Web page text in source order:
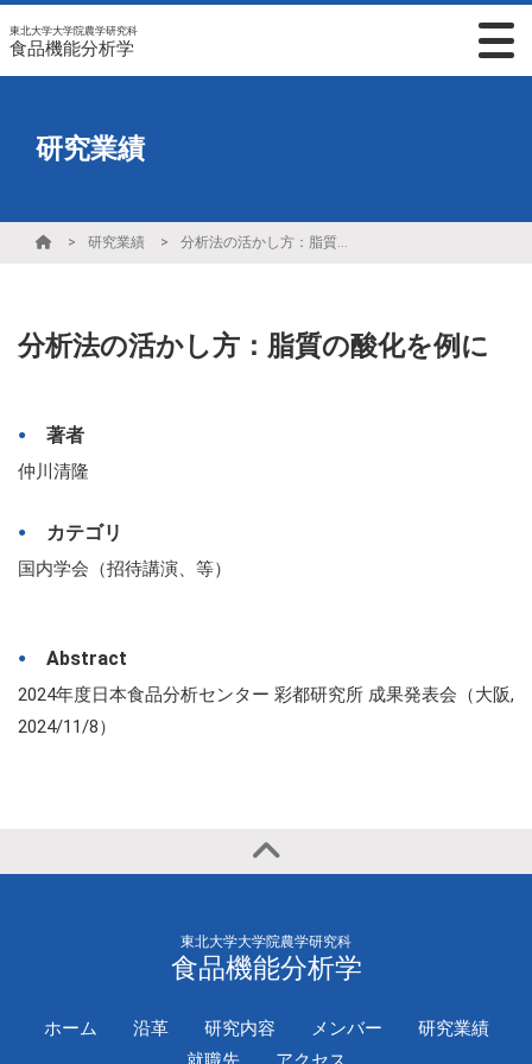
東北大学大学院農学研究科
食品機能分析学
研究業績
研究業績 分析法の活かし方：脂質の酸化を例に
分析法の活かし方：脂質の酸化を例に
著者
仲川清隆
カテゴリ
国内学会（招待講演、等）
Abstract
2024年度日本食品分析センター 彩都研究所 成果発表会（大阪,
2024/11/8）
東北大学大学院農学研究科
食品機能分析学
ホーム 沿革 研究内容 メンバー
研究業績